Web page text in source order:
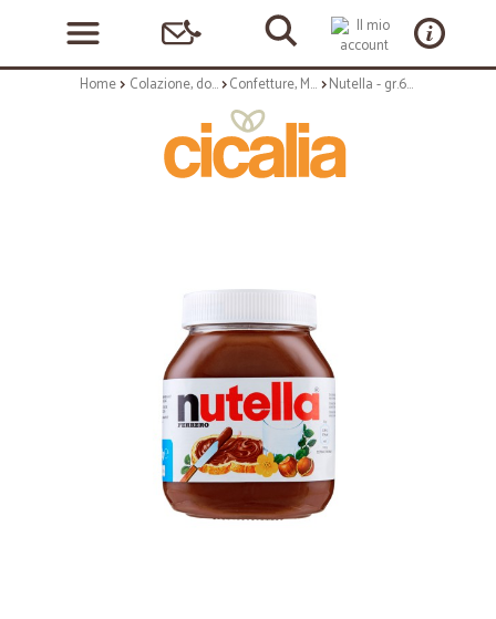
Home Colazione, dolciumi e snack Confetture, Miele e Nutella Nutella - gr.630